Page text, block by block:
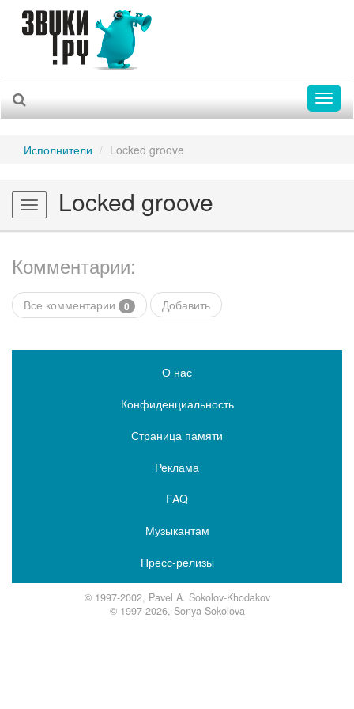
Исполнители Locked groove
Toggle
navigation
Locked groove
Комментарии:
Все комментарии 0 Добавить
О нас
Конфиденциальность
Страница памяти
Реклама
FAQ
Музыкантам
Пресс-релизы
© 1997-2002, Pavel A. Sokolov-Khodakov
© 1997-2026, Sonya Sokolova